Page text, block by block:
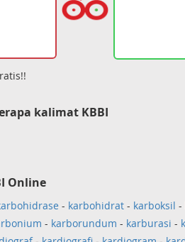
kalimat KBBI
Online
- karbohidrat- karboksil -
- karborundum - karburasi -